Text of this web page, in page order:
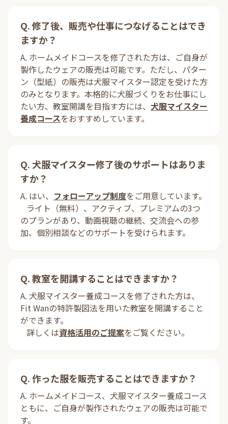
Q. 修了後、販売や仕事につなげることはでき
ますか？
A. ホームメイドコースを修了された方は、ご自身が
製作したウェアの販売は可能です。ただし、パター
ン（型紙）の販売は犬服マイスター認定を受けた方
のみとなります。本格的に犬服づくりをお仕事にし
たい方、教室開講を目指す方には、 犬服マイスター
養成コースをおすすめしています。
Q. 犬服マイスター修了後のサポートはありま
すか？
A. はい、 フォローアップ制度をご用意しています。
ライト（無料）、アクティブ、プレミアムの3つ
のプランがあり、動画視聴の継続、交流会への参
加、個別相談などのサポートを受けられます。
Q. 教室を開講することはできますか？
A. 犬服マイスター養成コースを修了された方は、
Fit Wanの特許製図法を用いた教室を開講すること
ができます。
詳しくは資格活用のご提案をご覧ください。
Q. 作った服を販売することはできますか？
A. ホームメイドコース、犬服マイスター養成コース
ともに、ご自身が製作されたウェアの販売は可能で
す。